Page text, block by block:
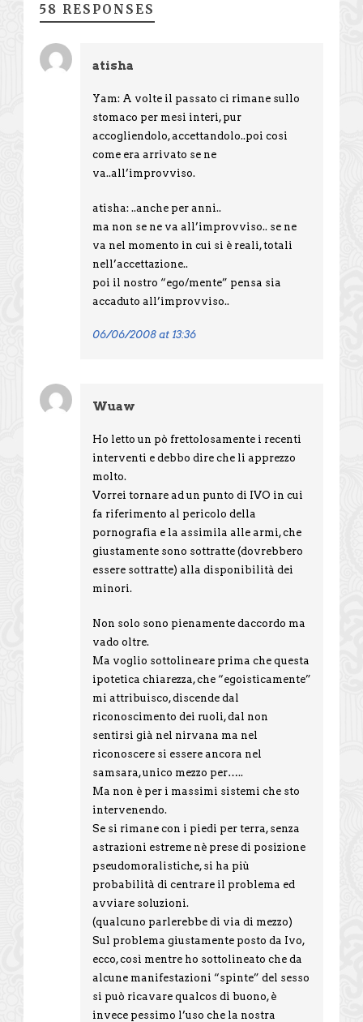
58 RESPONSES
atisha
Yam: A volte il passato ci rimane sullo
stomaco per mesi interi, pur
accogliendolo, accettandolo..poi cosi
come era arrivato se ne
va..all’improvviso.
atisha: ..anche per anni..
ma non se ne va all’improvviso.. se ne
va nel momento in cui si è reali, totali
nell’accettazione..
poi il nostro “ego/mente” pensa sia
accaduto all’improvviso..
06/06/2008 at 13:36
Wuaw
Ho letto un pò frettolosamente i recenti
interventi e debbo dire che li apprezzo
molto.
Vorrei tornare ad un punto di IVO in cui
fa riferimento al pericolo della
pornografia e la assimila alle armi, che
giustamente sono sottratte (dovrebbero
essere sottratte) alla disponibilità dei
minori.
Non solo sono pienamente daccordo ma
vado oltre.
Ma voglio sottolineare prima che questa
ipotetica chiarezza, che “egoisticamente”
mi attribuisco, discende dal
riconoscimento dei ruoli, dal non
sentirsi già nel nirvana ma nel
riconoscere si essere ancora nel
samsara, unico mezzo per…..
Ma non è per i massimi sistemi che sto
intervenendo.
Se si rimane con i piedi per terra, senza
astrazioni estreme nè prese di posizione
pseudomoralistiche, si ha più
probabilità di centrare il problema ed
avviare soluzioni.
(qualcuno parlerebbe di via di mezzo)
Sul problema giustamente posto da Ivo,
ecco, così mentre ho sottolineato che da
alcune manifestazioni “spinte” del sesso
si può ricavare qualcos di buono, è
invece pessimo l’uso che la nostra